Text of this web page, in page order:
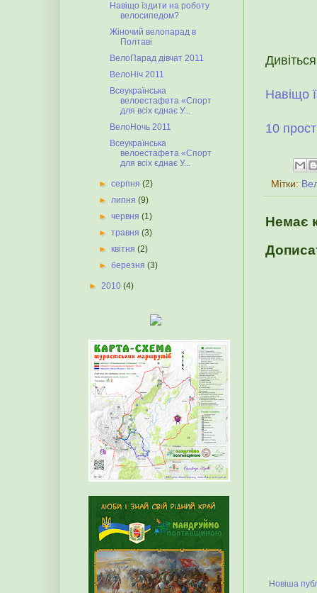
Навіщо
10
Мітки:
Немає
Новіша
Навіщо їздити на роботу
велосипедом?
Жіночий велопарад в
Полтаві
ВелоПарад дівчат 2011
ВелоНіч 2011
Всеукраїнська
велоестафета «Спорт
для всіх єднає У...
ВелоНочь 2011
Всеукраїнська
велоестафета «Спорт
для всіх єднає У...
►серпня(2)
►липня(9)
►червня(1)
►травня(3)
►квітня(2)
►березня(3)
► 2010 (4)